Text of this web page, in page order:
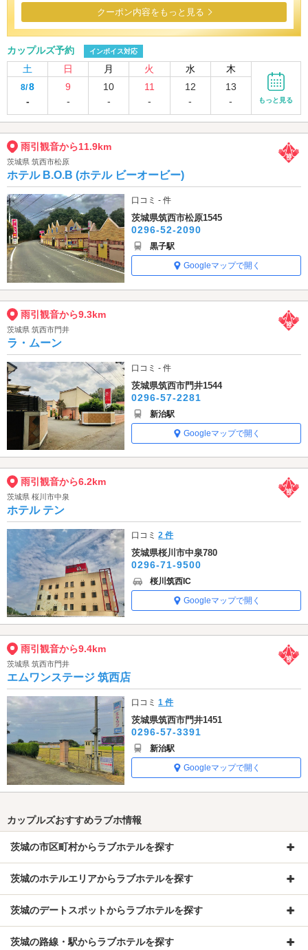
クーポン内容をもっと見る
カップルズ予約 インボイス対応
土 日 月 火 水 木
8/8
-
9
-
10
-
11
-
12
-
13
-
もっと見る
雨引観音から11.9km
茨城県 筑西市松原
ホテル B.O.B (ホテル ビーオービー)
口コミ - 件
茨城県筑西市松原1545
0296-52-2090
黒子駅
Googleマップで開く
雨引観音から9.3km
茨城県 筑西市門井
ラ・ムーン
口コミ - 件
茨城県筑西市門井1544
0296-57-2281
新治駅
Googleマップで開く
雨引観音から6.2km
茨城県 桜川市中泉
ホテル テン
口コミ2 件
茨城県桜川市中泉780
0296-71-9500
桜川筑西IC
Googleマップで開く
雨引観音から9.4km
茨城県 筑西市門井
エムワンステージ 筑西店
口コミ1 件
茨城県筑西市門井1451
0296-57-3391
新治駅
Googleマップで開く
カップルズおすすめラブホ情報
茨城の市区町村からラブホテルを探す
茨城のホテルエリアからラブホテルを探す
茨城のデートスポットからラブホテルを探す
茨城の路線・駅からラブホテルを探す